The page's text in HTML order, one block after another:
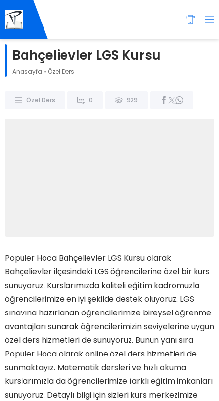
Bahçelievler LGS Kursu
Anasayfa » Özel Ders
Özel Ders 0 929
Popüler Hoca Bahçelievler LGS Kursu olarak
Bahçelievler ilçesindeki LGS öğrencilerine özel bir kurs
sunuyoruz. Kurslarımızda kaliteli eğitim kadromuzla
öğrencilerimize en iyi şekilde destek oluyoruz. LGS
sınavına hazırlanan öğrencilerimize bireysel öğrenme
avantajları sunarak öğrencilerimizin seviyelerine uygun
özel ders hizmetleri de sunuyoruz. Bunun yanı sıra
Popüler Hoca olarak online özel ders hizmetleri de
sunmaktayız. Matematik dersleri ve hızlı okuma
kurslarımızla da öğrencilerimize farklı eğitim imkanları
sunuyoruz. Detaylı bilgi için sizleri kurs merkezimize